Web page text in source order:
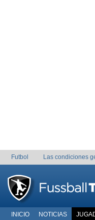
Futbol Las condiciones
INICIO NOTICIAS